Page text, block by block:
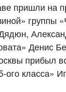
пришли на
группы
Денис
прибыл
класса»